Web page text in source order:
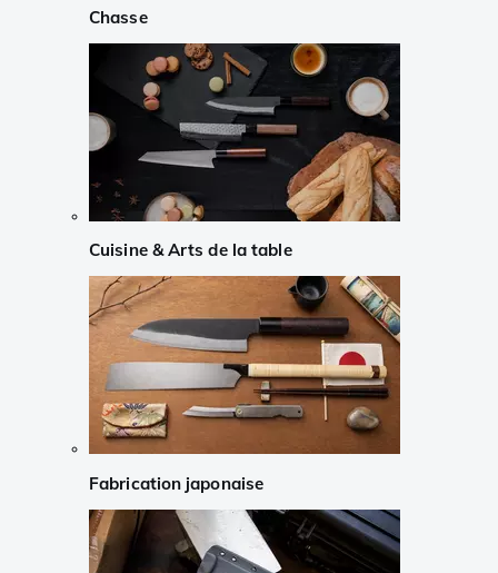
Chasse
Cuisine & Arts de la table
Fabrication japonaise